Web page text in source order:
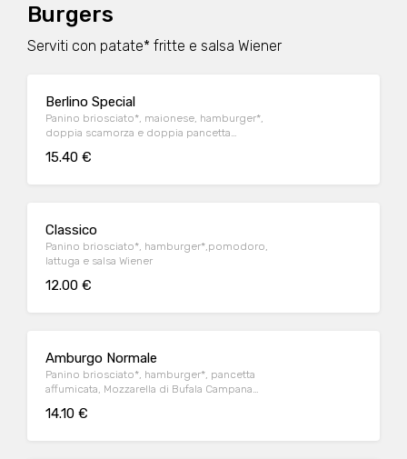
Burgers
Serviti con patate* fritte e salsa Wiener
Berlino Special
Panino briosciato*, maionese, hamburger*,
doppia scamorza e doppia pancetta
15.40 €
Classico
Panino briosciato*, hamburger*,pomodoro,
lattuga e salsa Wiener
12.00 €
Amburgo Normale
Panino briosciato*, hamburger*, pancetta
affumicata, Mozzarella di Bufala Campana
14.10 €